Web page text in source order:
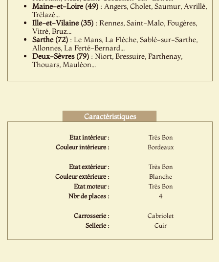
Maine-et-Loire (49) : Angers, Cholet, Saumur, Avrillé,
Trélazé...
Ille-et-Vilaine (35) : Rennes, Saint-Malo, Fougères,
Vitré, Bruz...
Sarthe (72) : Le Mans, La Flèche, Sablé-sur-Sarthe,
Allonnes, La Ferté-Bernard...
Deux-Sèvres (79) : Niort, Bressuire, Parthenay,
Thouars, Mauléon...
Caractéristiques
Etat intérieur :
Très Bon
Couleur intérieure :
Bordeaux
Etat extérieur :
Très Bon
Couleur extérieure :
Blanche
Etat moteur :
Très Bon
Nbr de places :
4
Carrosserie :
Cabriolet
Sellerie :
Cuir